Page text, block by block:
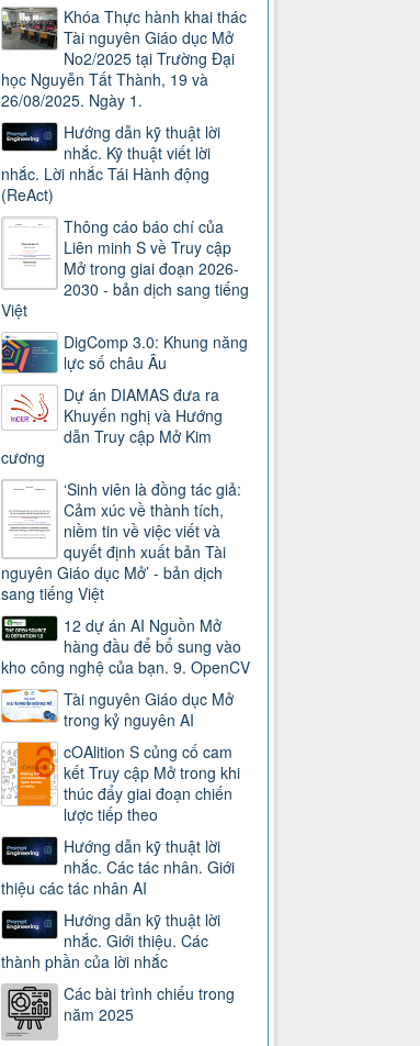
Khóa Thực hành khai thác
Tài nguyên Giáo dục Mở
No2/2025 tại Trường Đại
học Nguyễn Tất Thành, 19 và
26/08/2025. Ngày 1.
Hướng dẫn kỹ thuật lời
nhắc. Kỹ thuật viết lời
nhắc. Lời nhắc Tái Hành động
(ReAct)
Thông cáo báo chí của
Liên minh S về Truy cập
Mở trong giai đoạn 2026-
2030 - bản dịch sang tiếng
Việt
DigComp 3.0: Khung năng
lực số châu Âu
Dự án DIAMAS đưa ra
Khuyến nghị và Hướng
dẫn Truy cập Mở Kim
cương
‘Sinh viên là đồng tác giả:
Cảm xúc về thành tích,
niềm tin về việc viết và
quyết định xuất bản Tài
nguyên Giáo dục Mở’ - bản dịch
sang tiếng Việt
12 dự án AI Nguồn Mở
hàng đầu để bổ sung vào
kho công nghệ của bạn. 9. OpenCV
Tài nguyên Giáo dục Mở
trong kỷ nguyên AI
cOAlition S củng cố cam
kết Truy cập Mở trong khi
thúc đẩy giai đoạn chiến
lược tiếp theo
Hướng dẫn kỹ thuật lời
nhắc. Các tác nhân. Giới
thiệu các tác nhân AI
Hướng dẫn kỹ thuật lời
nhắc. Giới thiệu. Các
thành phần của lời nhắc
Các bài trình chiếu trong
năm 2025